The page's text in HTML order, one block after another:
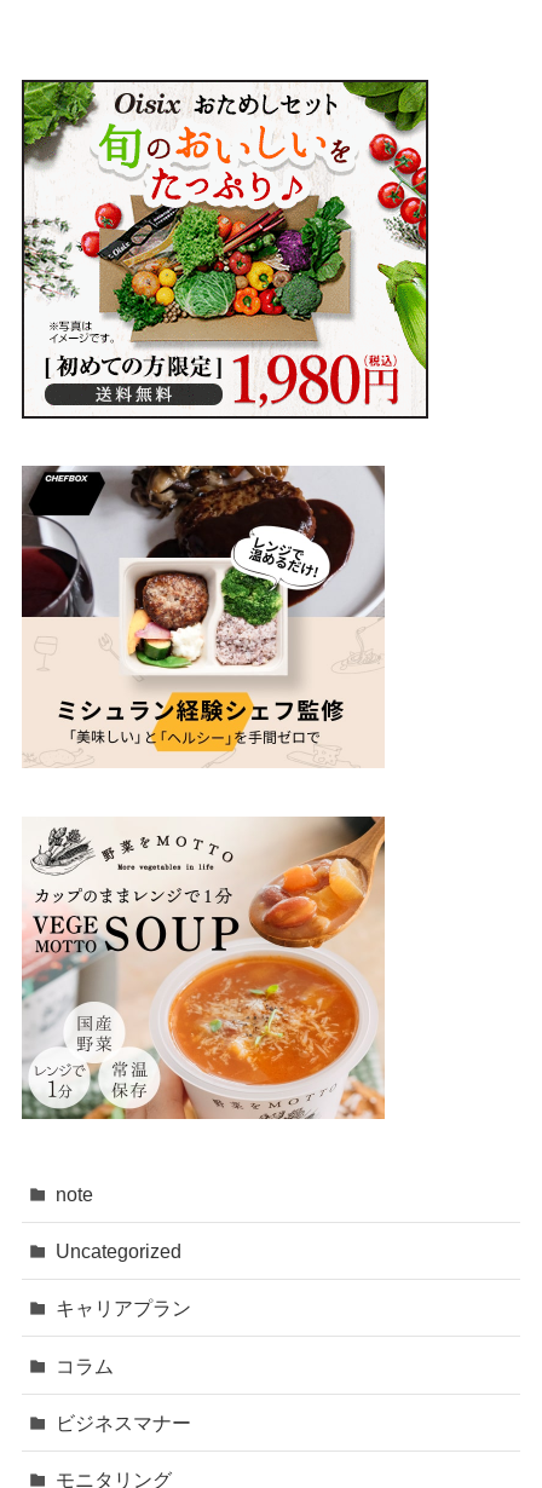
note
Uncategorized
キャリアプラン
コラム
ビジネスマナー
モニタリング